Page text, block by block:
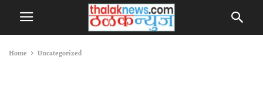
Home Uncategorized